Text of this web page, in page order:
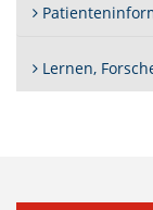
Lernen,